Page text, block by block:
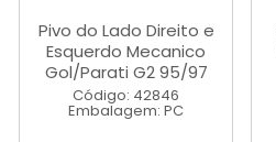
Pivo do Lado Direito e
Esquerdo Mecanico
Gol/Parati G2 95/97
Código: 42846
Embalagem: PC